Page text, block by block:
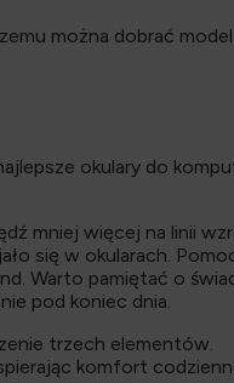
można dobrać
okulary do
mniej więcej na linii
się w okularach.
Warto pamiętać o
pod koniec dnia.
trzech elementów.
komfort